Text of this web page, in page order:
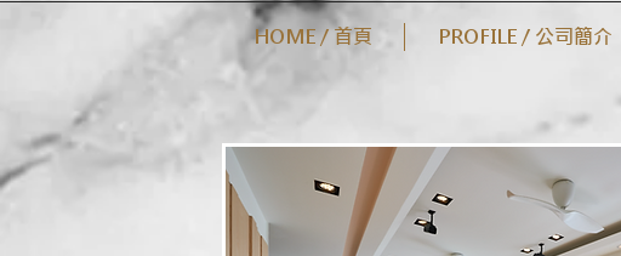
HOME / 首頁 PROFILE / 公司簡介